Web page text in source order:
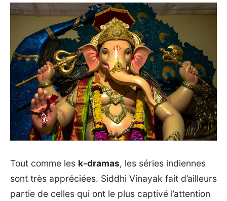
Tout comme les k-dramas, les séries indiennes
sont très appréciées. Siddhi Vinayak fait d’ailleurs
partie de celles qui ont le plus captivé l’attention